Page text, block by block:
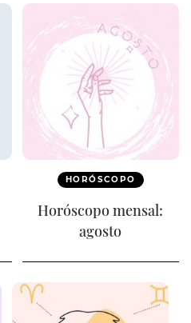
HORÓSCOPO
Horóscopo mensal:
agosto